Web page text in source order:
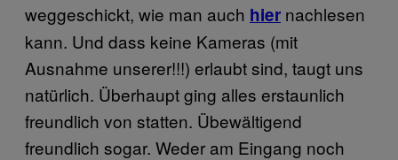
weggeschickt, wie man auch hier nachlesen
kann. Und dass keine Kameras (mit
Ausnahme unserer!!!) erlaubt sind, taugt uns
natürlich. Überhaupt ging alles erstaunlich
freundlich von statten. Übewältigend
freundlich sogar. Weder am Eingang noch